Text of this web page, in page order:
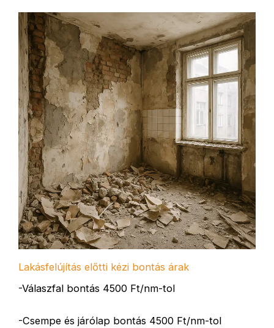
Lakásfelújítás előtti kézi bontás árak
-Válaszfal bontás 4500 Ft/nm-tol
-Csempe és járólap bontás 4500 Ft/nm-tol